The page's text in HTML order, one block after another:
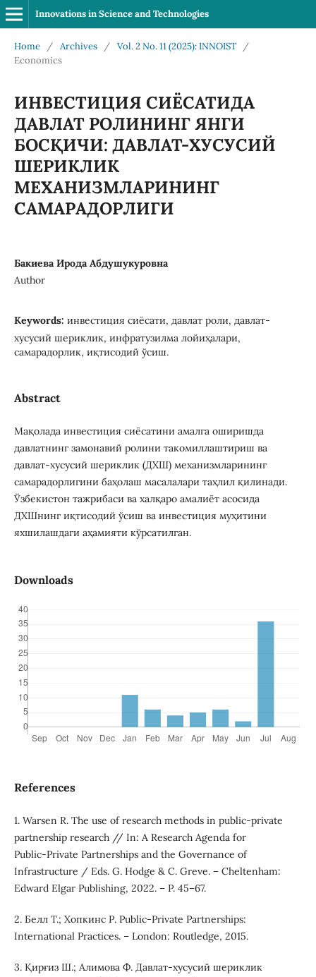
Innovations in Science and Technologies
Home / Archives / Vol. 2 No. 11 (2025): INNOIST
/
Economics
ИНВЕСТИЦИЯ СИЁСАТИДА
ДАВЛАТ РОЛИНИНГ ЯНГИ
БОСҚИЧИ: ДАВЛАТ-ХУСУСИЙ
ШЕРИКЛИК
МЕХАНИЗМЛАРИНИНГ
САМАРАДОРЛИГИ
Бакиева Ирода Абдушукуровна
Author
Keywords: инвестиция сиёсати, давлат роли, давлат-
хусусий шериклик, инфратузилма лойиҳалари,
самарадорлик, иқтисодий ўсиш.
Abstract
Мақолада инвестиция сиёсатини амалга оширишда
давлатнинг замонавий ролини такомиллаштириш ва
давлат-хусусий шериклик (ДХШ) механизмларининг
самарадорлигини баҳолаш масалалари таҳлил қилинади.
Ўзбекистон тажрибаси ва халқаро амалиёт асосида
ДХШнинг иқтисодий ўсиш ва инвестиция муҳитини
яхшилашдаги аҳамияти кўрсатилган.
Downloads
References
1. Warsen R. The use of research methods in public-private
partnership research // In: A Research Agenda for
Public‑Private Partnerships and the Governance of
Infrastructure / Eds. G. Hodge & C. Greve. – Cheltenham:
Edward Elgar Publishing, 2022. – P. 45–67.
2. Белл Т.; Хопкинс Р. Public‑Private Partnerships:
International Practices. – London: Routledge, 2015.
3. Қирғиз Ш.; Алимова Ф. Давлат‑хусусий шериклик